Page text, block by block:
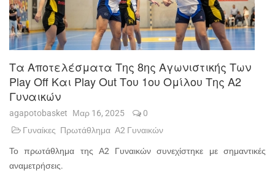
Τα Αποτελέσματα Της 8ης Αγωνιστικής Των
Play Off Και Play Out Του 1ου Ομίλου Της Α2
Γυναικών
agapotobasket Μαρ 16, 2025
0
Γυναίκες Πρωτάθλημα Α2 Γυναικών
Το πρωτάθλημα της Α2 Γυναικών συνεχίστηκε με σημαντικές
αναμετρήσεις.